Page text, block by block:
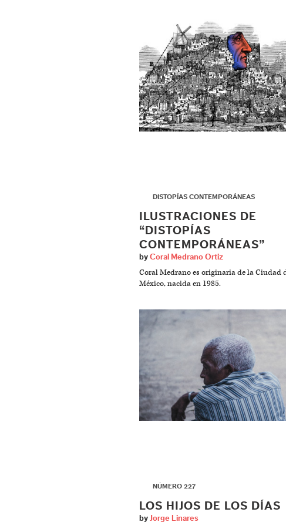
DISTOPÍAS CONTEMPORÁNEAS
ILUSTRACIONES DE
“DISTOPÍAS
CONTEMPORÁNEAS”
by Coral Medrano Ortiz
Coral Medrano es originaria de la Ciudad
México, nacida en 1985.
NÚMERO 227
LOS HIJOS DE LOS DÍAS
by Jorge Linares